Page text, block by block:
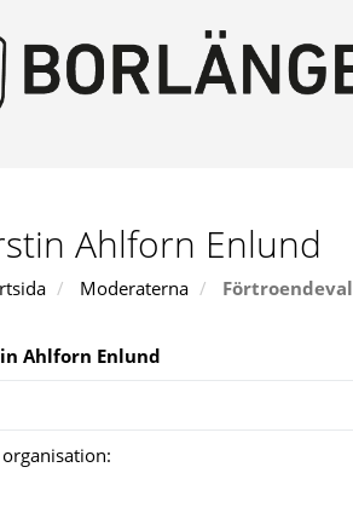
Ahlforn Enlund
Moderaterna
Ahlforn Enlund